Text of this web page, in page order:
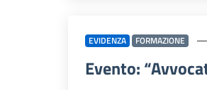
EVIDENZA FORMAZIONE
Evento: